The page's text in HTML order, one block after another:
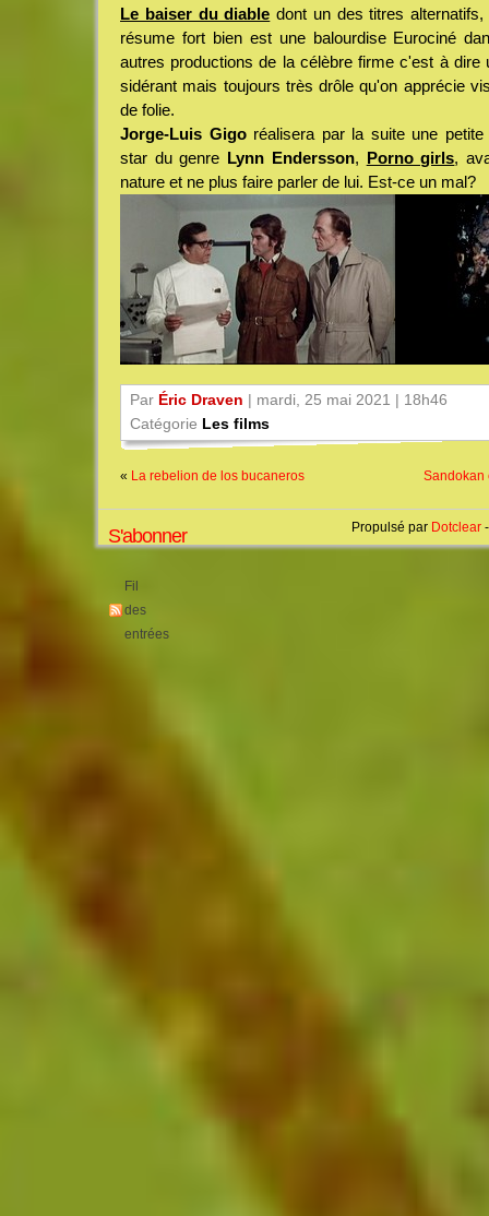
Le baiser du diable dont un des titres alternatifs,
résume fort bien est une balourdise Eurociné
autres productions de la célèbre firme c'est à dire
sidérant mais toujours très drôle qu'on apprécie
de folie.
Jorge-Luis Gigoréalisera par la suite une petite
star du genre Lynn Endersson, Porno girls,
nature et ne plus faire parler de lui. Est-ce un mal?
Par Éric Draven | mardi, 25 mai 2021 | 18h46
Catégorie Les films
« La rebelion de los bucaneros Sandokan
S'abonner
Fil
des
entrées
Propulsé par Dotclear